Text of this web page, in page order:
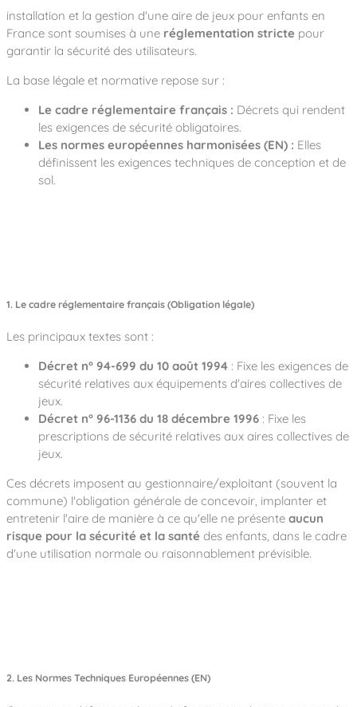
installation et la gestion d'une aire de jeux pour enfants en
France sont soumises à une réglementation stricte pour
garantir la sécurité des utilisateurs.
La base légale et normative repose sur :
Le cadre réglementaire français : Décrets qui rendent
les exigences de sécurité obligatoires.
Les normes européennes harmonisées (EN) : Elles
définissent les exigences techniques de conception et de
sol.
1. Le cadre réglementaire français (Obligation légale)
Les principaux textes sont :
Décret n° 94-699 du 10 août 1994 : Fixe les exigences de
sécurité relatives aux équipements d'aires collectives de
jeux.
Décret n° 96-1136 du 18 décembre 1996 : Fixe les
prescriptions de sécurité relatives aux aires collectives de
jeux.
Ces décrets imposent au gestionnaire/exploitant (souvent la
commune) l'obligation générale de concevoir, implanter et
entretenir l'aire de manière à ce qu'elle ne présente aucun
risque pour la sécurité et la santé des enfants, dans le cadre
d'une utilisation normale ou raisonnablement prévisible.
2. Les Normes Techniques Européennes (EN)